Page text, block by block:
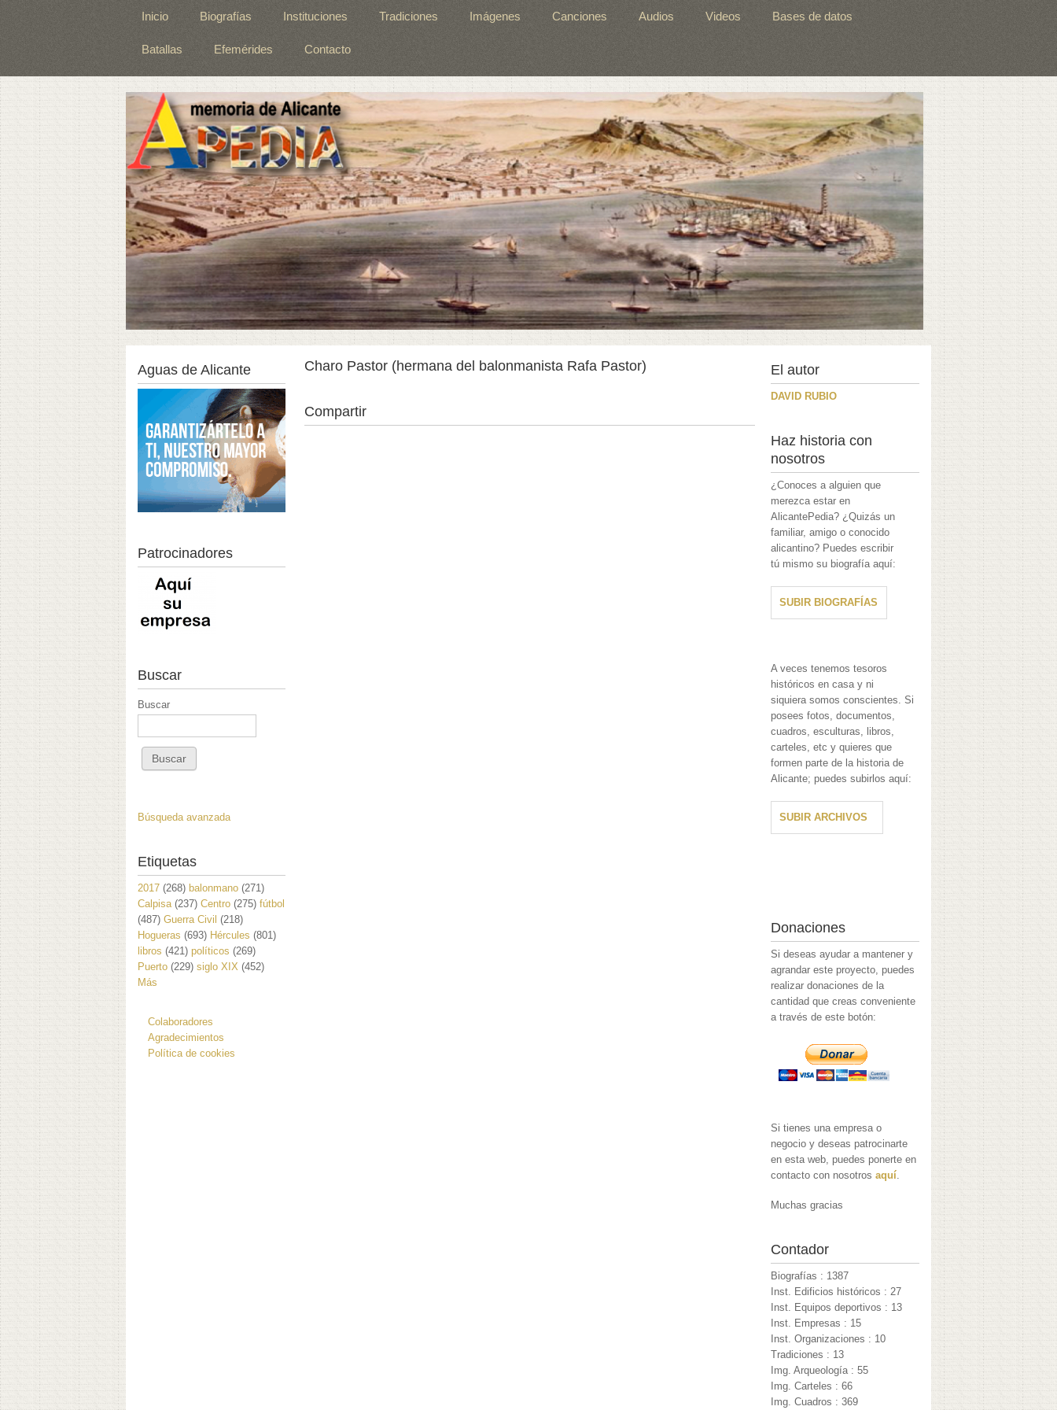
Inicio Biografías Instituciones Tradiciones Imágenes Canciones Audios Videos Bases de datos
Batallas Efemérides Contacto
Charo Pastor (hermana del balonmanista Rafa Pastor)
Compartir
Aguas de Alicante
Patrocinadores
Buscar
Buscar
Búsqueda avanzada
Etiquetas
2017 (268) balonmano (271)
Calpisa (237) Centro (275) fútbol
(487) Guerra Civil (218)
Hogueras (693) Hércules (801)
libros (421) políticos (269)
Puerto (229) siglo XIX (452)
Más
Colaboradores
Agradecimientos
Política de cookies
El autor
DAVID RUBIO
Haz historia con
nosotros
¿Conoces a alguien que
merezca estar en
AlicantePedia? ¿Quizás un
familiar, amigo o conocido
alicantino? Puedes escribir
tú mismo su biografía aquí:
SUBIR BIOGRAFÍAS
A veces tenemos tesoros
históricos en casa y ni
siquiera somos conscientes. Si
posees fotos, documentos,
cuadros, esculturas, libros,
carteles, etc y quieres que
formen parte de la historia de
Alicante; puedes subirlos aquí:
SUBIR ARCHIVOS
Donaciones
Si deseas ayudar a mantener y
agrandar este proyecto, puedes
realizar donaciones de la
cantidad que creas conveniente
a través de este botón:
Si tienes una empresa o
negocio y deseas patrocinarte
en esta web, puedes ponerte en
contacto con nosotrosaquí.
Muchas gracias
Contador
Biografías : 1387
Inst. Edificios históricos : 27
Inst. Equipos deportivos : 13
Inst. Empresas : 15
Inst. Organizaciones : 10
Tradiciones : 13
Img. Arqueología : 55
Img. Carteles : 66
Img. Cuadros : 369